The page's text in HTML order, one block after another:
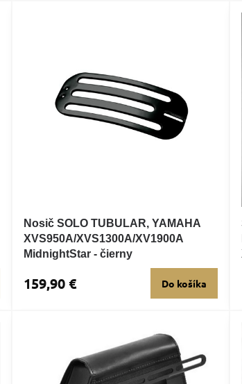
Nosič SOLO TUBULAR, YAMAHA
XVS950A/XVS1300A/XV1900A
MidnightStar - čierny
159,90 € Do košíka